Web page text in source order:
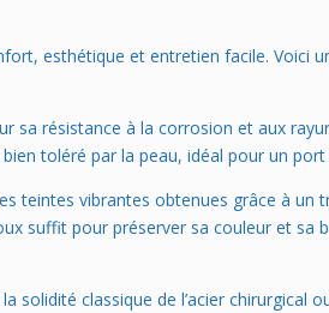
esthétique et entretien facile. Voici
sa résistance à la corrosion et aux
toléré par la peau, idéal pour un
teintes vibrantes obtenues grâce à
suffit pour préserver sa couleur et sa
classique de l’acier chirurgical